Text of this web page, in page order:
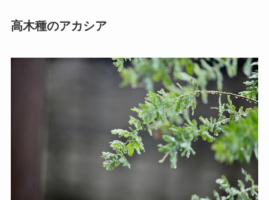
高木種のアカシア